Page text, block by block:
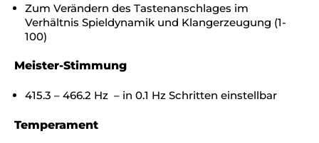
Zum Verändern des Tastenanschlages im
Verhältnis Spieldynamik und Klangerzeugung (1-
100)
Meister-Stimmung
415.3 – 466.2 Hz – in 0.1 Hz Schritten einstellbar
Temperament